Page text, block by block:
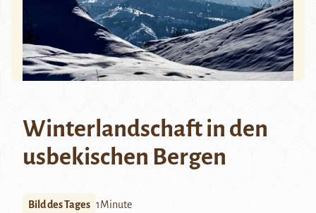
Winterlandschaft in den
usbekischen Bergen
Bild des Tages 1Minute